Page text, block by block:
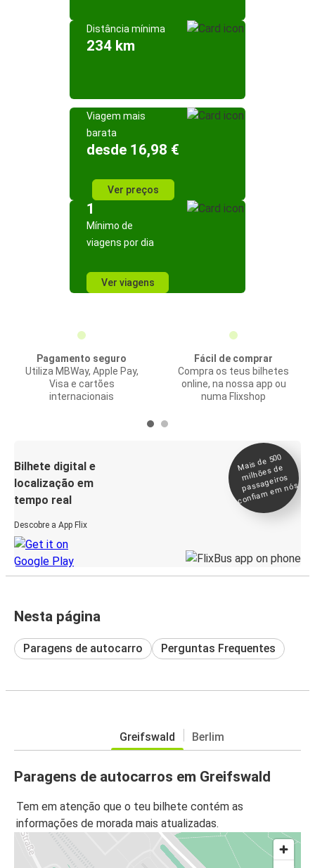
Distância mínima
234 km
Viagem mais
barata
desde 16,98 €
Ver preços
1
Mínimo de
viagens por dia
Ver viagens
Pagamento seguro
Utiliza MBWay, Apple Pay,
Visa e cartões
internacionais
Fácil de comprar
Compra os teus bilhetes
online, na nossa app ou
numa Flixshop
Bilhete digital e
localização em
tempo real
Descobre a App Flix
Mais de 500
milhões de
passageiros
confia
m e
m nós
Nesta página
Paragens de autocarro Perguntas Frequentes
Greifswald Berlim
Paragens de autocarros em Greifswald
Tem em atenção que o teu bilhete contém as
informações de morada mais atualizadas.